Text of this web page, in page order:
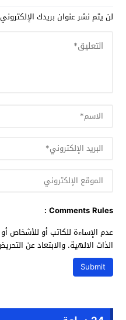
لن يتم نشر عنوان بريدك
Comments Rules :
عدم الإساءة للكاتب أو للأشخاص
الذات الالهية. والابتعاد عن